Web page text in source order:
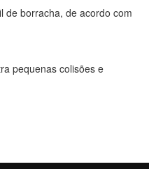
borracha, de acordo com
pequenas colisões e